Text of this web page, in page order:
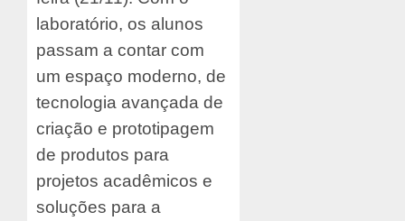
laboratório, os alunos
passam a contar com
um espaço moderno, de
tecnologia avançada de
criação e prototipagem
de produtos para
projetos acadêmicos e
soluções para a